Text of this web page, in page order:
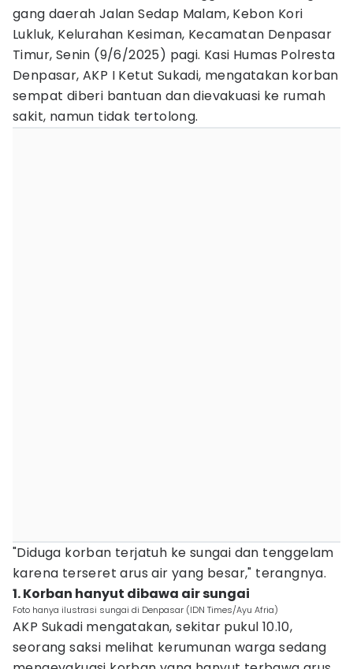
gang daerah Jalan Sedap Malam, Kebon Kori
Lukluk, Kelurahan Kesiman, Kecamatan Denpasar
Timur, Senin (9/6/2025) pagi. Kasi Humas Polresta
Denpasar, AKP I Ketut Sukadi, mengatakan korban
sempat diberi bantuan dan dievakuasi ke rumah
sakit, namun tidak tertolong.
"Diduga korban terjatuh ke sungai dan tenggelam
karena terseret arus air yang besar," terangnya.
1. Korban hanyut dibawa air sungai
Foto hanya ilustrasi sungai di Denpasar (IDN Times/Ayu Afria)
AKP Sukadi mengatakan, sekitar pukul 10.10,
seorang saksi melihat kerumunan warga sedang